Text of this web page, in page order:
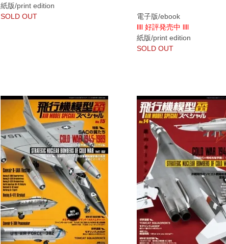
紙版/print edition
SOLD OUT
電子版/ebook
llll 好評発売中 llll
紙版/print edition
SOLD OUT